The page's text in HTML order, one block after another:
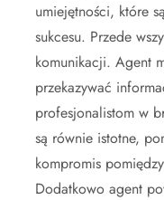
umiejętności, które
sukcesu. Przede
komunikacji. Agent
przekazywać
profesjonalistom w
są równie istotne,
kompromis
Dodatkowo agent